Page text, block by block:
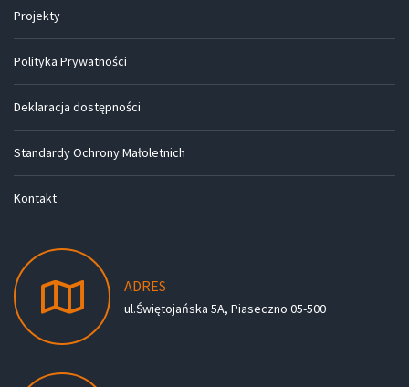
Projekty
Polityka Prywatności
Deklaracja dostępności
Standardy Ochrony Małoletnich
Kontakt
ADRES
ul.Świętojańska 5A, Piaseczno 05-500